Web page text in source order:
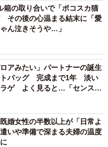
箱の取り合いで「ポコスカ猫
その後の心温まる結末に「愛
ん泣きそうや…」
ロアみたい」パートナーの誕生
トバッグ 完成まで1年 淡い
ラゲ よく見ると…「センスす
既婚女性の半数以上が「日常よ
いや準備で深まる夫婦の温度